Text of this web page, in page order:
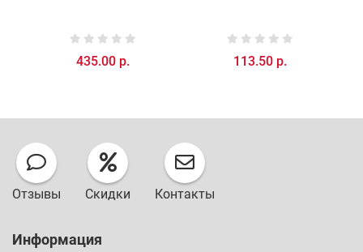
435.00 р. 113.50 р.
Отзывы Скидки Контакты
Информация